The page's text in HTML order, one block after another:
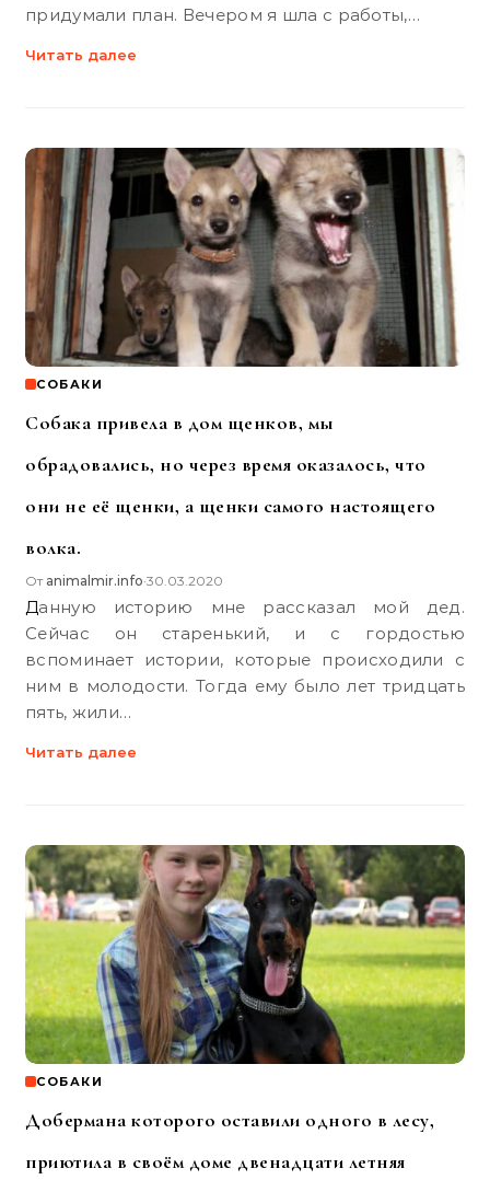
придумали план. Вечером я шла с работы,…
Читать далее
СОБАКИ
Собака привела в дом щенков, мы
обрадовались, но через время оказалось, что
они не её щенки, а щенки самого настоящего
волка.
От animalmir.info•30.03.2020
Данную историю мне рассказал мой дед.
Сейчас он старенький, и с гордостью
вспоминает истории, которые происходили с
ним в молодости. Тогда ему было лет тридцать
пять, жили…
Читать далее
СОБАКИ
Добермана которого оставили одного в лесу,
приютила в своём доме двенадцати летняя